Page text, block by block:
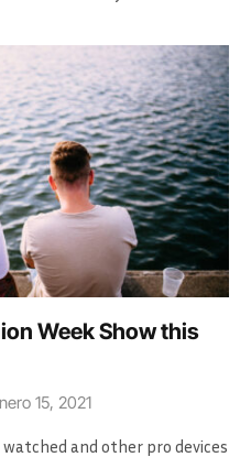
Week Show this
15, 2021
and other pro devices